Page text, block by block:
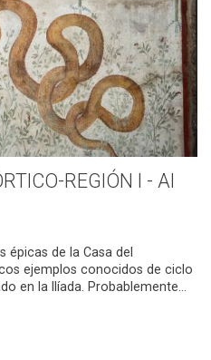
REGIÓN I - AI
épicas de la Casa del
ejemplos conocidos de ciclo
en la Ilíada. Probablemente...